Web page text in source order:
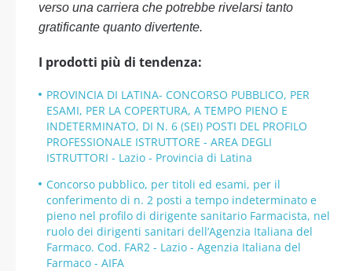
verso una carriera che potrebbe rivelarsi tanto
gratificante quanto divertente.
I prodotti più di tendenza:
PROVINCIA DI LATINA- CONCORSO PUBBLICO, PER
ESAMI, PER LA COPERTURA, A TEMPO PIENO E
INDETERMINATO, DI N. 6 (SEI) POSTI DEL PROFILO
PROFESSIONALE ISTRUTTORE - AREA DEGLI
ISTRUTTORI - Lazio - Provincia di Latina
Concorso pubblico, per titoli ed esami, per il
conferimento di n. 2 posti a tempo indeterminato e
pieno nel profilo di dirigente sanitario Farmacista, nel
ruolo dei dirigenti sanitari dell’Agenzia Italiana del
Farmaco. Cod. FAR2 - Lazio - Agenzia Italiana del
Farmaco - AIFA